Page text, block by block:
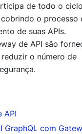
de todo o
o processo
de suas APIs.
de API são
o número de
API
GraphQL com